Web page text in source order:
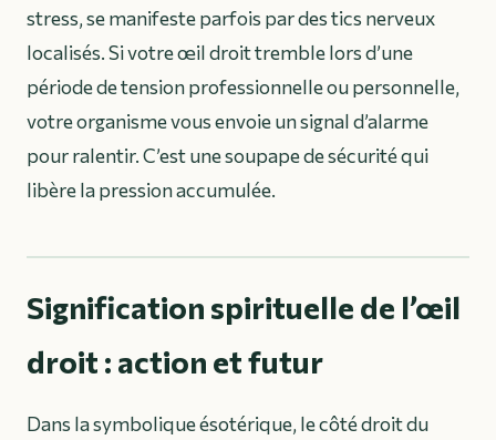
stress, se manifeste parfois par des tics nerveux
localisés. Si votre œil droit tremble lors d’une
période de tension professionnelle ou personnelle,
votre organisme vous envoie un signal d’alarme
pour ralentir. C’est une soupape de sécurité qui
libère la pression accumulée.
Signification spirituelle de l’œil
droit : action et futur
Dans la symbolique ésotérique, le côté droit du